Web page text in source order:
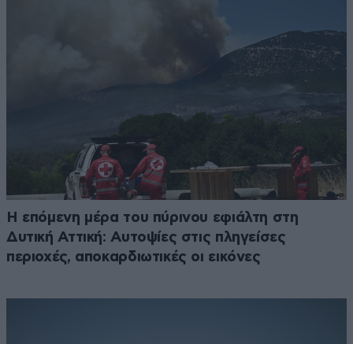
Η επόμενη μέρα του πύρινου εφιάλτη στη
Δυτική Αττική: Αυτοψίες στις πληγείσες
περιοχές, αποκαρδιωτικές οι εικόνες